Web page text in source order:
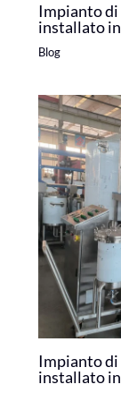
Impianto
installato
Blog
Impianto
installato